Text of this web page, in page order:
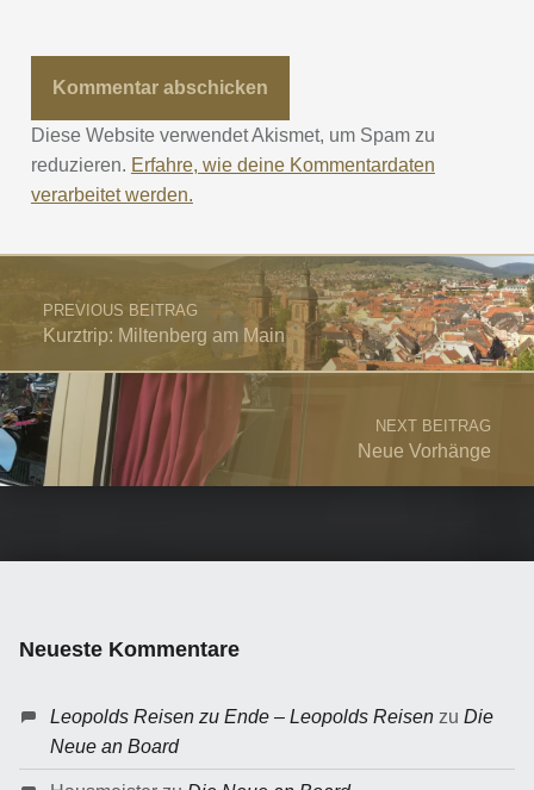
Diese Website verwendet Akismet, um Spam zu
reduzieren. Erfahre, wie deine Kommentardaten
verarbeitet werden.
Post navigation
PREVIOUS BEITRAG
Kurztrip: Miltenberg am Main
NEXT BEITRAG
Neue Vorhänge
Neueste Kommentare
Leopolds Reisen zu Ende – Leopolds Reisenzu Die
Neue an Board